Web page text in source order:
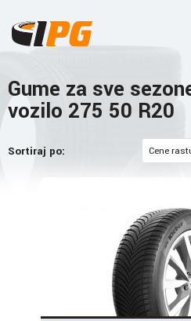
Gume za sve
vozilo 275 50 R20
Sortiraj po: